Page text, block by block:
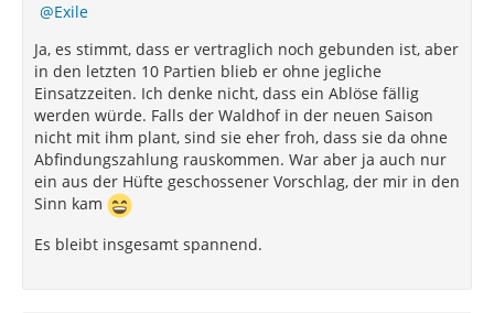
als würde er sich dort sonderlich wohl fühlen würde),
Leon Demaj (Fortuna Köln), Niklas Castelle (Schalke
U23)
G - Junger Herausforder (Falls M. El Mala in der
Vorbereitung wirklich überzeugt, könnte er diesen
Spot einnehmen)
Darüber hinaus werden sicherlich neben den El Mala
Brüdern noch 1-2 weitere U19-Jungs einen Vertrag
Amaniampong eine direkte Ausleihe in die
Exile
Ja, es stimmt, dass er vertraglich noch gebunden ist, aber
in den letzten 10 Partien blieb er ohne jegliche
Einsatzzeiten. Ich denke nicht, dass ein Ablöse fällig
werden würde. Falls der Waldhof in der neuen Saison
nicht mit ihm plant, sind sie eher froh, dass sie da ohne
Abfindungszahlung rauskommen. War aber ja auch nur
ein aus der Hüfte geschossener Vorschlag, der mir in den
Sinn kam
Es bleibt insgesamt spannend.